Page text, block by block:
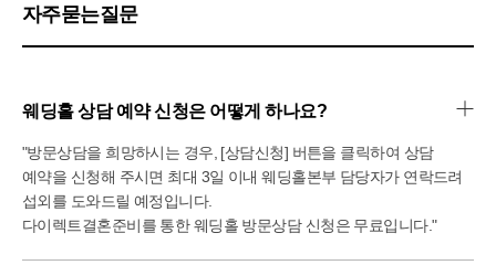
한다는단점이 있었어요.
싶더라구요ᄒᄒ
토요일 오후에 방문하여 예식이 없던 시간이라 입장 시 조명
구성을 보여주셨어요.
예식을 보지 못해 조금 아쉬웠는데 실제로 어떻게
운영되는지 안내해주셔서 좋았어요!
뷔페는 거의 마무리 시간대에 가서 자세히 보지는 못했지만,
음식들이 다양하고, 공간이 넓어서 하객들이 불편함이 없을
것 같았어 요!
자주묻는질문
웨딩홀 상담 예약 신청은 어떻게 하나요?
"방문상담을 희망하시는 경우, [상담신청] 버튼을 클릭하여 상담
예약을 신청해 주시면 최대 3일 이내 웨딩홀본부 담당자가 연락드려
섭외를 도와드릴 예정입니다.
다이렉트결혼준비를 통한 웨딩홀 방문상담 신청은 무료입니다."